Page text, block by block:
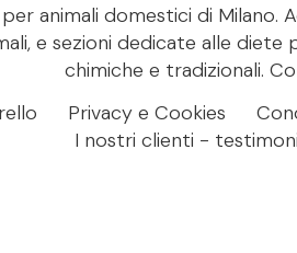
animali domestici di
e sezioni dedicate alle
chimiche e tradizionali.
Privacy e Cookies
I nostri clienti -